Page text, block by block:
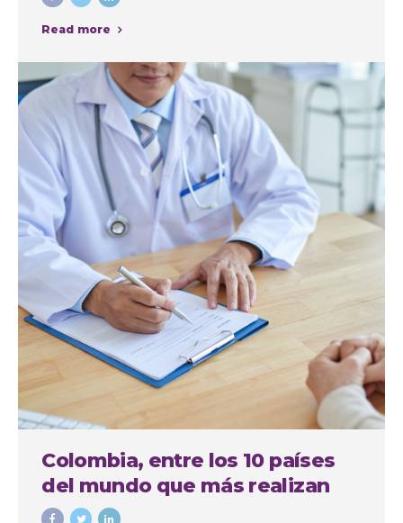
Read more
Colombia, entre los 10 países
del mundo que más realizan
cirugías plásticas estéticas